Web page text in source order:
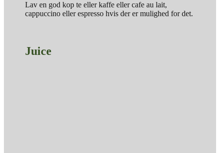
Lav en god kop te eller kaffe eller cafe au lait,
cappuccino eller espresso hvis der er mulighed for det.
Juice